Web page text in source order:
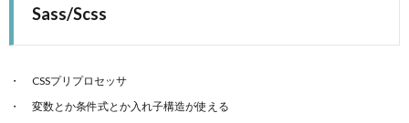
Sass/Scss
CSSプリプロセッサ
変数とか条件式とか入れ子構造が使える